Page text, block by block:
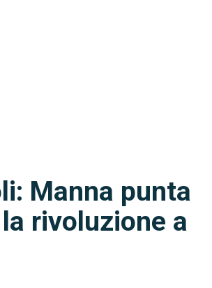
Manna punta
rivoluzione a